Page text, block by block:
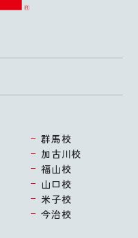
群馬校
加古川校
福山校
山口校
米子校
今治校